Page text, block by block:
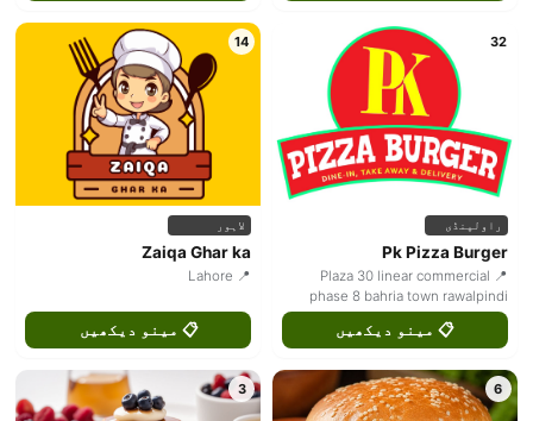
32
راولپنڈی
Pk Pizza Burger
📍 Plaza 30 linear commercial
phase 8 bahria town rawalpindi
📋 مینو دیکھیں
14
لاہور
Zaiqa Ghar ka
📍 Lahore
📋 مینو دیکھیں
6
3